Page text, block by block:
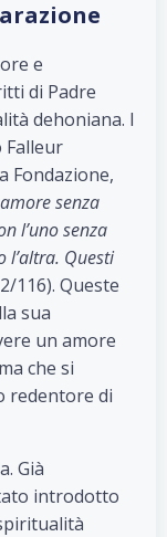
e
di Padre
dehoniana. I
Falleur
Fondazione,
senza
l’uno senza
l’altra. Questi
116). Queste
sua
un amore
che si
redentore di
Già
introdotto